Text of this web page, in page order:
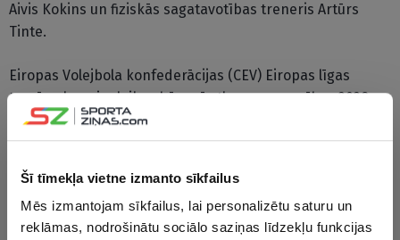
Šī tīmekļa vietne izmanto sīkfailus
Mēs izmantojam sīkfailus, lai personalizētu saturu un
reklāmas, nodrošinātu sociālo saziņas līdzekļu funkcijas
Aivis Kokins un fiziskās sagatavotības treneris Artūrs
Tinte.
Eiropas Volejbola konfederācijas (CEV) Eiropas līgas
turnīrs, kas vienlaikus būs arī atlases sacensības 2028.
gada Eiropas čempionātam, 5.-7. jūnijā sāksies ar
sabraukumu Rīgā, bet septembrī Rumānijā Latvijas
Latvijas valstsvienības kandidāti: